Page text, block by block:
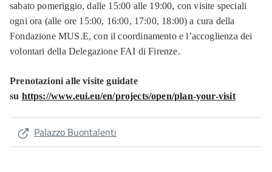
sabato pomeriggio, dalle 15:00 alle 19:00, con visite speciali
ogni ora (alle ore 15:00, 16:00, 17:00, 18:00) a cura della
Fondazione MUS.E, con il coordinamento e l’accoglienza dei
volontari della Delegazione FAI di Firenze.
Prenotazioni alle visite guidate
su https://www.eui.eu/en/projects/open/plan-your-visit
Palazzo Buontalenti